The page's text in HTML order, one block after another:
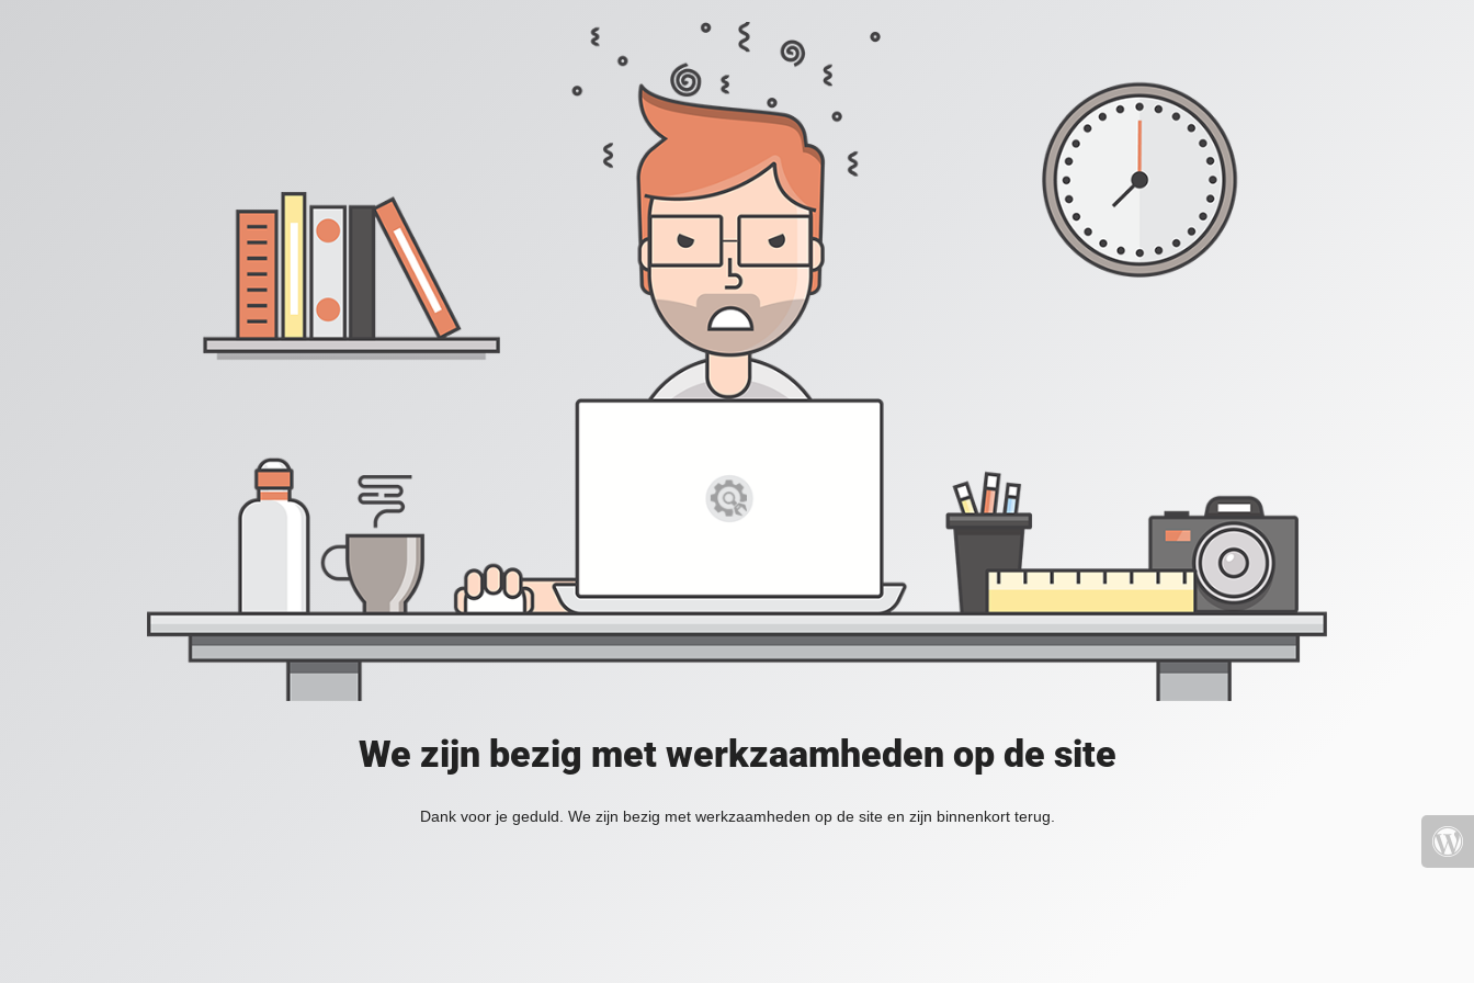
We zijn bezig met werkzaamheden op de site
Dank voor je geduld. We zijn bezig met werkzaamheden op de site en zijn binnenkort terug.